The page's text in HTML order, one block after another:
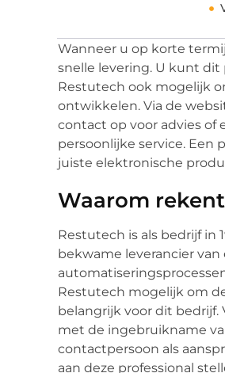
Wanneer u op korte
snelle levering. U kunt
Restutech ook mogelijk
ontwikkelen. Via de
contact op voor advies of
persoonlijke service. Een
juiste elektronische
Waarom
Restutech is als bedrijf in
bekwame leverancier
Restutech mogelijk om
belangrijk voor dit
met de ingebruikname
contactpersoon als
aan deze professional